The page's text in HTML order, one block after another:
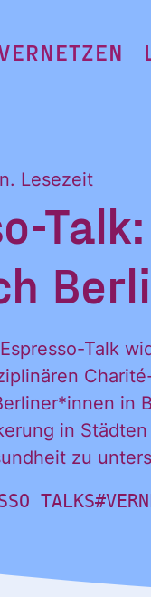
Lesezeit
Talk
in
in
zu
TALKS